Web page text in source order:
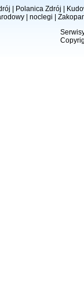
Polanica Zdrój
| noclegi